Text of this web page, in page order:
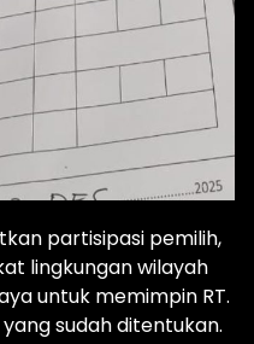
partisipasi pemilih,
lingkungan wilayah
untuk memimpin RT.
sudah ditentukan.